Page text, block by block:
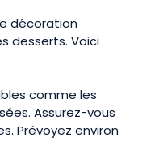
décoration
desserts. Voici
comme les
Assurez-vous
Prévoyez environ